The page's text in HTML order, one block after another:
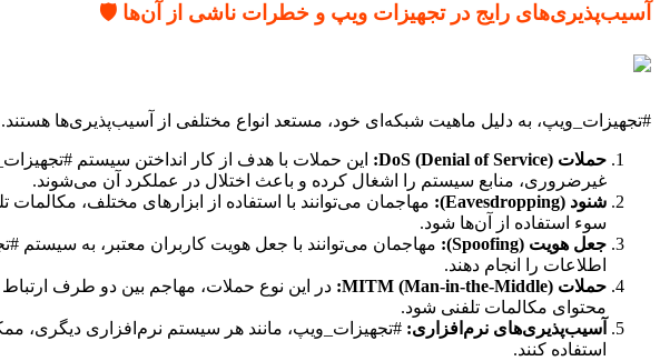
آسیب‌پذیری‌های رایج در تجهیزات ویپ و خطرات ناشی از آن‌ها 🛡️
#تجهیزات_ویپ، به دلیل ماهیت شبکه‌ای خود، مستعد انواع مختلفی از آسیب‌پذیری‌ها هستند.
حملات DoS (Denial of Service):
این حملات با هدف از کار انداختن سیستم
غیرضروری، منابع سیستم را اشغال کرده و باعث اختلال در عملکرد آن می‌شوند.
شنود (Eavesdropping):
مهاجمان می‌توانند با استفاده از ابزارهای مختلف،
سوء استفاده از آن‌ها شود.
جعل هویت (Spoofing):
مهاجمان می‌توانند با جعل هویت کاربران معتبر، به
اطلاعات را انجام دهند.
حملات MITM (Man-in-the-Middle):
در این نوع حملات، مهاجم بین دو طرف
محتوای مکالمات تلفنی شود.
آسیب‌پذیری‌های نرم‌افزاری: #تجهیزات_ویپ، مانند هر سیستم نرم‌افزاری دیگری،
استفاده کنند.